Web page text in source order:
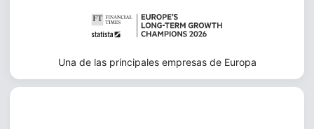
Una de las principales empresas de Europa